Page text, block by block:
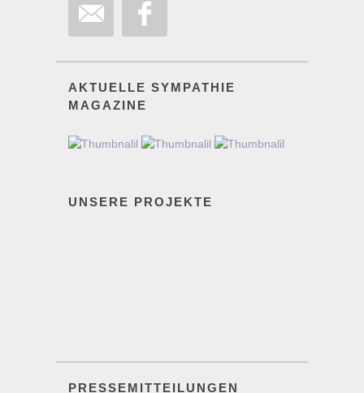
AKTUELLE SYMPATHIE
MAGAZINE
UNSERE PROJEKTE
PRESSEMITTEILUNGEN